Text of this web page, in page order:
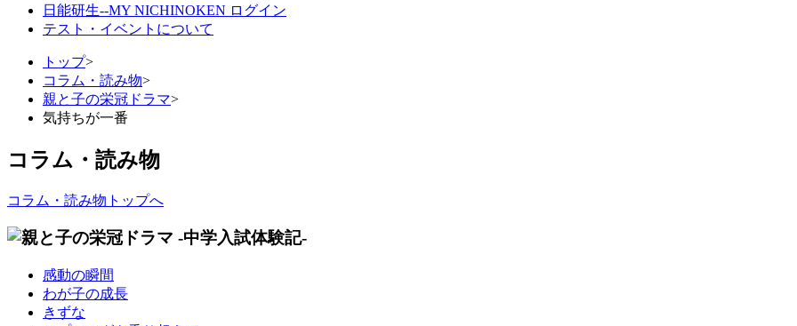
日能研生--MY NICHINOKEN ログイン
テスト・イベントについて
トップ>
コラム・読み物>
親と子の栄冠ドラマ>
気持ちが一番
コラム・読み物
コラム・読み物トップへ
感動の瞬間
わが子の成長
きずな